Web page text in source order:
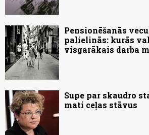
Pensionēšanās
palielinās: kurās
visgarākais darba
Supe par skaudro
mati ceļas stāvus